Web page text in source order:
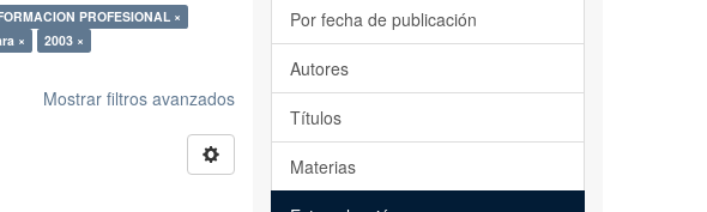
PROFESIONAL ×
×
2003 ×
Mostrar filtros avanzados
Por fecha de publicación
Autores
Títulos
Materias